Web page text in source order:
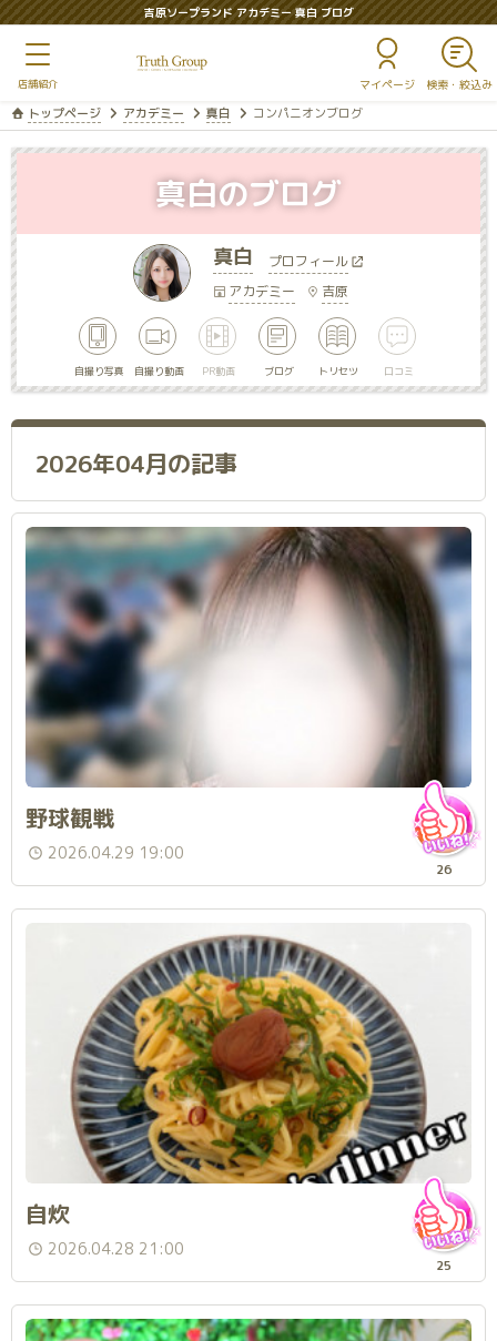
吉原ソープランド アカデミー 真白 ブログ
マイページ
トップページ アカデミー 真白 コンパニオンブログ
真白
プロフィール
アカデミー
吉原
自撮り写真 自撮り動画 PR動画 ブログ トリセツ 口コミ
真白のブログ
2026年04月の記事
野球観戦
2026.04.29 19:00
26
自炊
2026.04.28 21:00
25